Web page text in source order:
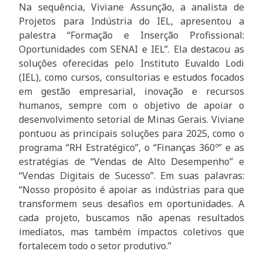
Na sequência, Viviane Assunção, a analista de
Projetos para Indústria do IEL, apresentou a
palestra “Formação e Inserção Profissional:
Oportunidades com SENAI e IEL”. Ela destacou as
soluções oferecidas pelo Instituto Euvaldo Lodi
(IEL), como cursos, consultorias e estudos focados
em gestão empresarial, inovação e recursos
humanos, sempre com o objetivo de apoiar o
desenvolvimento setorial de Minas Gerais. Viviane
pontuou as principais soluções para 2025, como o
programa “RH Estratégico”, o “Finanças 360º” e as
estratégias de “Vendas de Alto Desempenho” e
“Vendas Digitais de Sucesso”. Em suas palavras:
“Nosso propósito é apoiar as indústrias para que
transformem seus desafios em oportunidades. A
cada projeto, buscamos não apenas resultados
imediatos, mas também impactos coletivos que
fortalecem todo o setor produtivo.”